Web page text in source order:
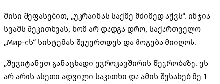
მისი შეფასებით, „უკრაინას საქმე მძიმედ აქვს“. ინჯია
სვამს შეკითხვას, ხომ არ დადგა დრო, საქართველო
„Мир-ის“ სისტემას შეუერთდეს და მოგება მიიღოს.
„შევიტანეთ განაცხადი ევროკავშირის წევრობაზე. ეს
არ არის ასეთი ადვილი საკითხი და ამის შესახებ მე 1